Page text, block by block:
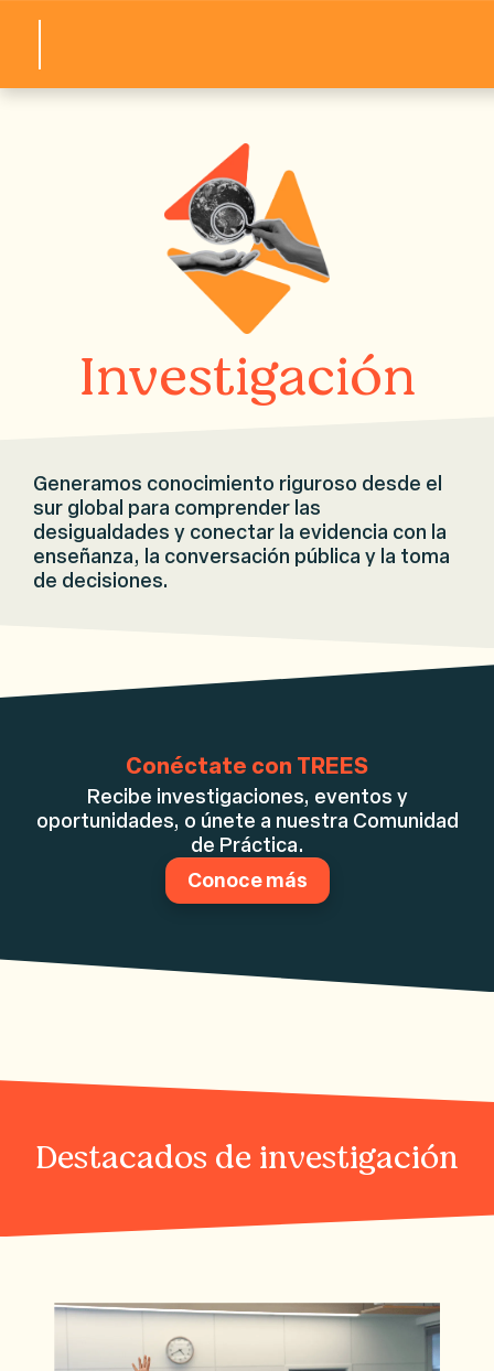
Componente
Investigación
Generamos conocimiento riguroso desde el
sur global para comprender las
desigualdades y conectar la evidencia con la
enseñanza, la conversación pública y la toma
de decisiones.
Conéctate con TREES
Recibe investigaciones, eventos y
oportunidades, o únete a nuestra Comunidad
de Práctica.
Conoce más
Destacados de investigación